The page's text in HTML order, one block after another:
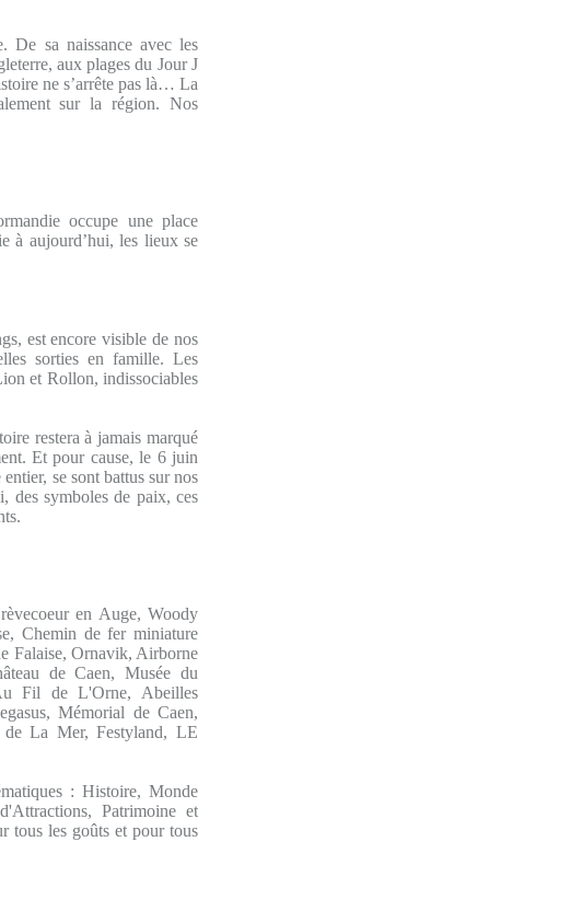
De sa naissance avec les
aux plages du Jour J
ne s’arrête pas là… La
sur la région. Nos
occupe une place
à aujourd’hui, les lieux se
est encore visible de nos
sorties en famille. Les
et Rollon, indissociables
restera à jamais marqué
Et pour cause, le 6 juin
se sont battus sur nos
des symboles de paix, ces
en Auge, Woody
Chemin de fer miniature
Falaise, Ornavik, Airborne
de Caen, Musée du
Fil de L'Orne, Abeilles
Mémorial de Caen,
de La Mer, Festyland, LE
: Histoire, Monde
Patrimoine et
tous les goûts et pour tous